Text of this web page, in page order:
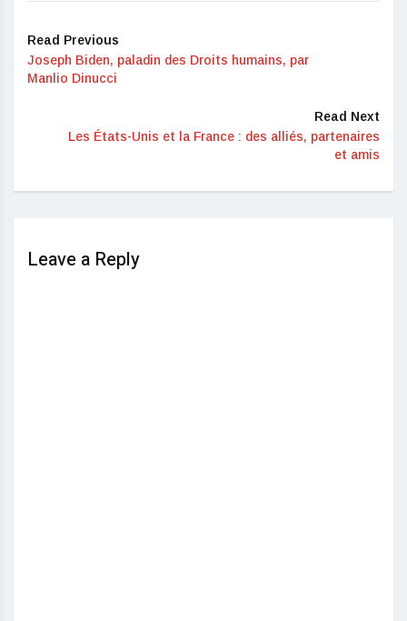
Read Previous
Joseph Biden, paladin des Droits humains, par
Manlio Dinucci
Read Next
Les États-Unis et la France : des alliés, partenaires
et amis
Leave a Reply